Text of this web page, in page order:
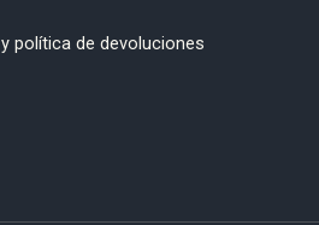
política de devoluciones